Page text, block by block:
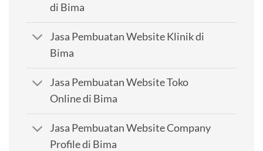
di Bima
Jasa Pembuatan Website Klinik di
Bima
Jasa Pembuatan Website Toko
Online di Bima
Jasa Pembuatan Website Company
Profile di Bima